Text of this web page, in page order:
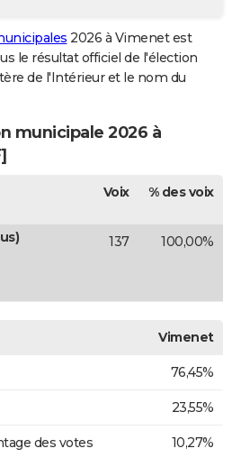
2026 à Vimenet est
le résultat officiel de l'élection
de l'Intérieur et le nom du
municipale 2026 à
Voix % des voix
137 100,00%
Vimenet
76,45%
23,55%
des votes
10,27%